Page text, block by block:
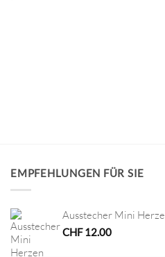
EMPFEHLUNGEN FÜR SIE
Ausstecher Mini
CHF12.00